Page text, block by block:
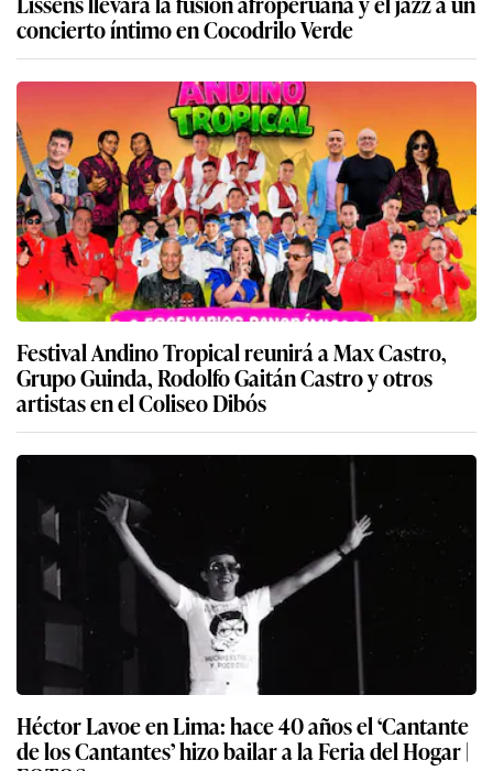
concierto íntimo en Cocodrilo Verde
Festival Andino Tropical reunirá a Max Castro,
Grupo Guinda, Rodolfo Gaitán Castro y otros
artistas en el Coliseo Dibós
Héctor Lavoe en Lima: hace 40 años el ‘Cantante
de los Cantantes’ hizo bailar a la Feria del Hogar |